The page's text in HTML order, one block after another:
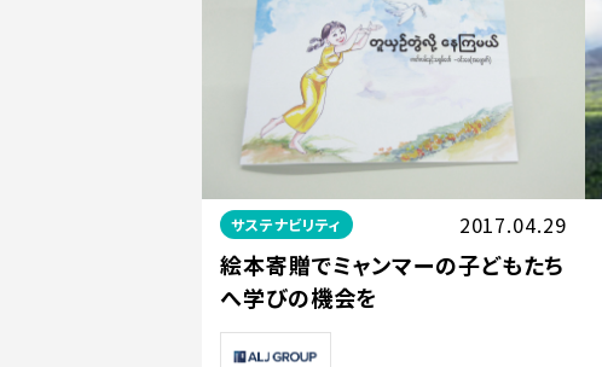
サステナビリティ 2017.04.29
絵本寄贈でミャンマーの子どもたち
へ学びの機会を